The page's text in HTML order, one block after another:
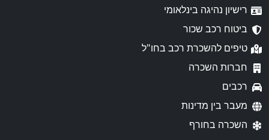
רישיון נהיגה בינלאומי
ביטוח רכב שכור
טיפים להשכרת רכב בחו"ל
חברות השכרה
רכבים
מעבר בין מדינות
השכרה בחורף